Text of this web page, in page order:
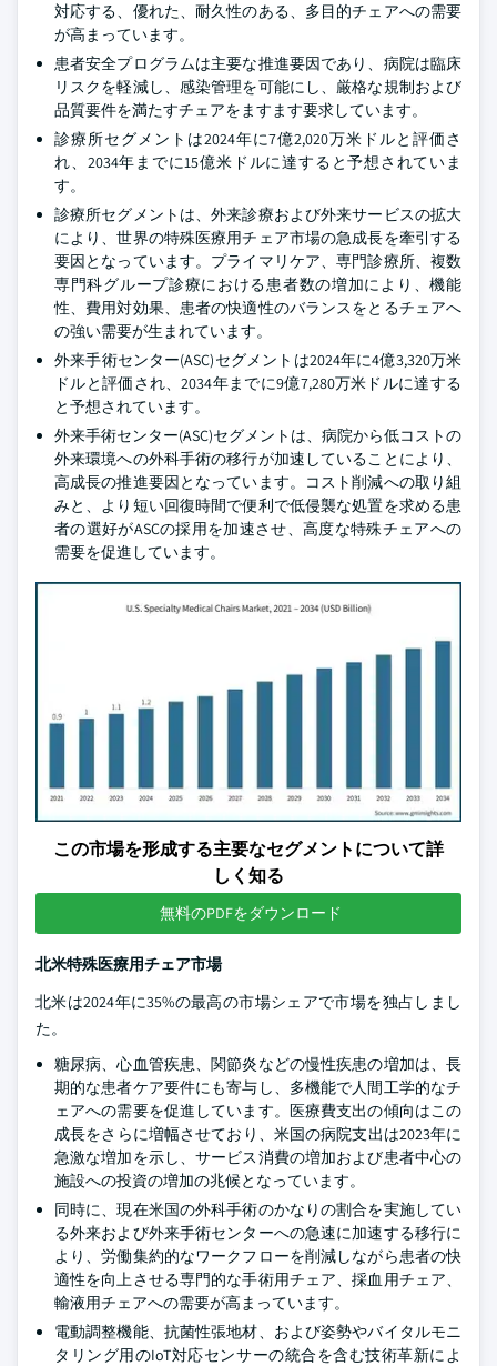
対応する、優れた、耐久性のある、多目的チェアへの需要
が高まっています。
患者安全プログラムは主要な推進要因であり、病院は臨床
リスクを軽減し、感染管理を可能にし、厳格な規制および
品質要件を満たすチェアをますます要求しています。
診療所セグメントは2024年に7億2,020万米ドルと評価さ
れ、2034年までに15億米ドルに達すると予想されていま
す。
診療所セグメントは、外来診療および外来サービスの拡大
により、世界の特殊医療用チェア市場の急成長を牽引する
要因となっています。プライマリケア、専門診療所、複数
専門科グループ診療における患者数の増加により、機能
性、費用対効果、患者の快適性のバランスをとるチェアへ
の強い需要が生まれています。
外来手術センター(ASC)セグメントは2024年に4億3,320万米
ドルと評価され、2034年までに9億7,280万米ドルに達する
と予想されています。
外来手術センター(ASC)セグメントは、病院から低コストの
外来環境への外科手術の移行が加速していることにより、
高成長の推進要因となっています。コスト削減への取り組
みと、より短い回復時間で便利で低侵襲な処置を求める患
者の選好がASCの採用を加速させ、高度な特殊チェアへの
需要を促進しています。
この市場を形成する主要なセグメントについて詳
しく知る
無料のPDFをダウンロード
北米特殊医療用チェア市場
北米は2024年に35%の最高の市場シェアで市場を独占しまし
た。
糖尿病、心血管疾患、関節炎などの慢性疾患の増加は、長
期的な患者ケア要件にも寄与し、多機能で人間工学的なチ
ェアへの需要を促進しています。医療費支出の傾向はこの
成長をさらに増幅させており、米国の病院支出は2023年に
急激な増加を示し、サービス消費の増加および患者中心の
施設への投資の増加の兆候となっています。
同時に、現在米国の外科手術のかなりの割合を実施してい
る外来および外来手術センターへの急速に加速する移行に
より、労働集約的なワークフローを削減しながら患者の快
適性を向上させる専門的な手術用チェア、採血用チェア、
輸液用チェアへの需要が高まっています。
電動調整機能、抗菌性張地材、および姿勢やバイタルモニ
タリング用のIoT対応センサーの統合を含む技術革新によ